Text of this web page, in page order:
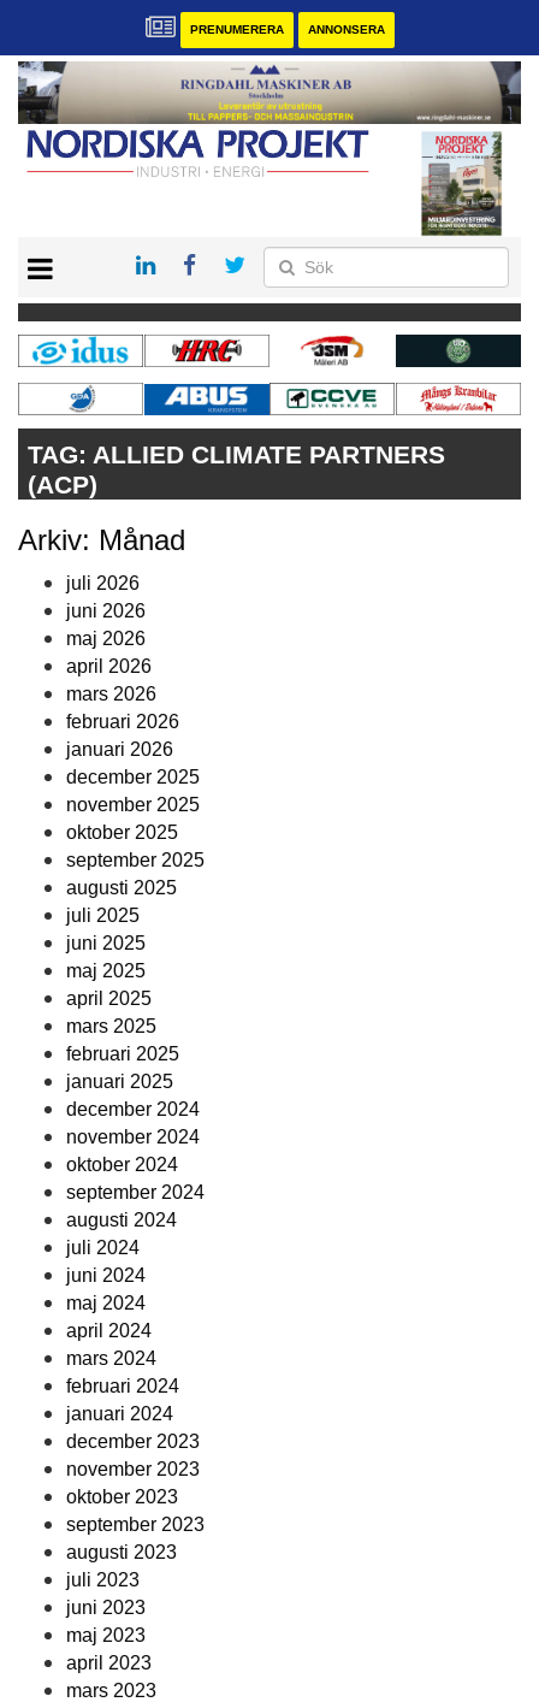
PRENUMERERA ANNONSERA
KONTAKT
VÅRA ANDRA MAGASIN
PRENUMERERA
ANNONSERA
TAG: ALLIED CLIMATE PARTNERS
(ACP)
Arkiv: Månad
juli 2026
juni 2026
maj 2026
april 2026
mars 2026
februari 2026
januari 2026
december 2025
november 2025
oktober 2025
september 2025
augusti 2025
juli 2025
juni 2025
maj 2025
april 2025
mars 2025
februari 2025
januari 2025
december 2024
november 2024
oktober 2024
september 2024
augusti 2024
juli 2024
juni 2024
maj 2024
april 2024
mars 2024
februari 2024
januari 2024
december 2023
november 2023
oktober 2023
september 2023
augusti 2023
juli 2023
juni 2023
maj 2023
april 2023
mars 2023